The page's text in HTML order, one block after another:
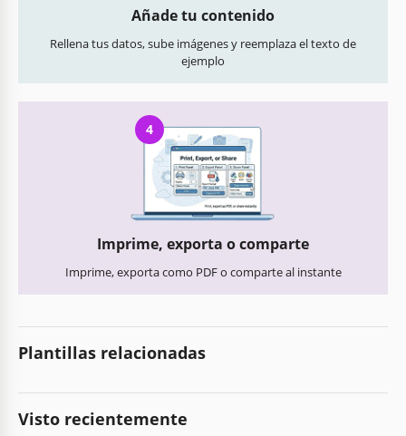
Añade tu contenido
Rellena tus datos, sube imágenes y reemplaza el texto de
ejemplo
4
Imprime, exporta o comparte
Imprime, exporta como PDF o comparte al instante
Plantillas relacionadas
Visto recientemente